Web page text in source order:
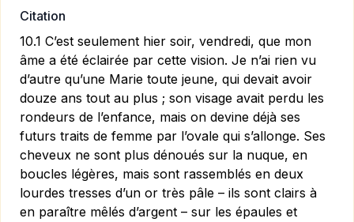
Citation
10.1 C’est seulement hier soir, vendredi, que mon
âme a été éclairée par cette vision. Je n’ai rien vu
d’autre qu’une Marie toute jeune, qui devait avoir
douze ans tout au plus ; son visage avait perdu les
rondeurs de l’enfance, mais on devine déjà ses
futurs traits de femme par l’ovale qui s’allonge. Ses
cheveux ne sont plus dénoués sur la nuque, en
boucles légères, mais sont rassemblés en deux
lourdes tresses d’un or très pâle – ils sont clairs à
en pa­raître mêlés d’argent – sur les épaules et